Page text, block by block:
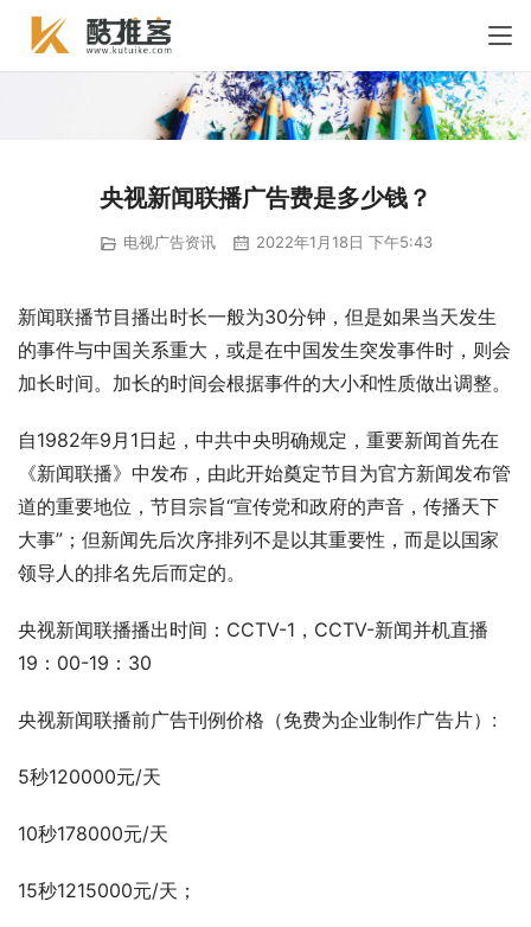
央视新闻联播广告费是多少钱？
电视广告资讯 2022年1月18日 下午5:43
新闻联播节目播出时长一般为30分钟，但是如果当天发生
的事件与中国关系重大，或是在中国发生突发事件时，则会
加长时间。加长的时间会根据事件的大小和性质做出调整。
自1982年9月1日起，中共中央明确规定，重要新闻首先在
《新闻联播》中发布，由此开始奠定节目为官方新闻发布管
道的重要地位，节目宗旨“宣传党和政府的声音，传播天下
大事”；但新闻先后次序排列不是以其重要性，而是以国家
领导人的排名先后而定的。
央视新闻联播播出时间：CCTV-1，CCTV-新闻并机直播
19：00-19：30
央视新闻联播前广告刊例价格（免费为企业制作广告片）:
5秒120000元/天
10秒178000元/天
15秒1215000元/天；